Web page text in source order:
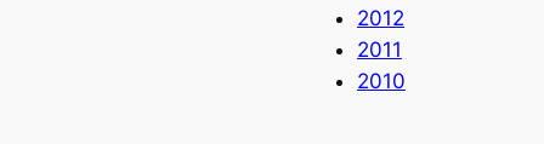
2012
2011
2010